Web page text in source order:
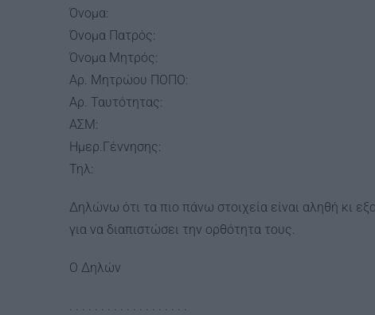
Όνομα:
Όνομα Πατρός:
Όνομα Μητρός:
Αρ. Μητρώου ΠΟΠΟ:
Αρ. Ταυτότητας:
ΑΣΜ:
Ημερ.Γέννησης:
Τηλ:
Δηλώνω ότι τα πιο πάνω στοιχεία είναι αληθή κι
για να διαπιστώσει την ορθότητα τους.
Ο Δηλών
. . . . . . . . . . . . . . . . . . .